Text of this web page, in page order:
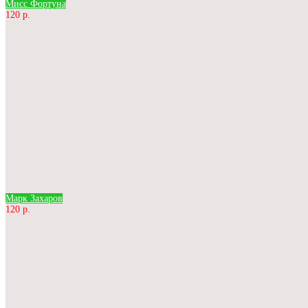
Мисс Фортуна
120 р.
Марк Захаров
120 р.